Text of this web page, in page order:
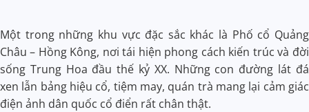
Một trong những khu vực đặc sắc khác là Phố cổ Quảng
Châu – Hồng Kông, nơi tái hiện phong cách kiến trúc và đời
sống Trung Hoa đầu thế kỷ XX. Những con đường lát đá
xen lẫn bảng hiệu cổ, tiệm may, quán trà mang lại cảm giác
điện ảnh dân quốc cổ điển rất chân thật.